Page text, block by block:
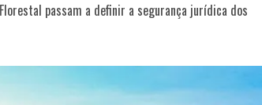
passam a definir a segurança jurídica dos